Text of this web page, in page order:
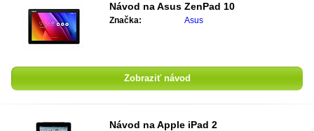
Návod naAsus ZenPad 10
Značka: Asus
Zobraziť návod
Návod naApple iPad 2